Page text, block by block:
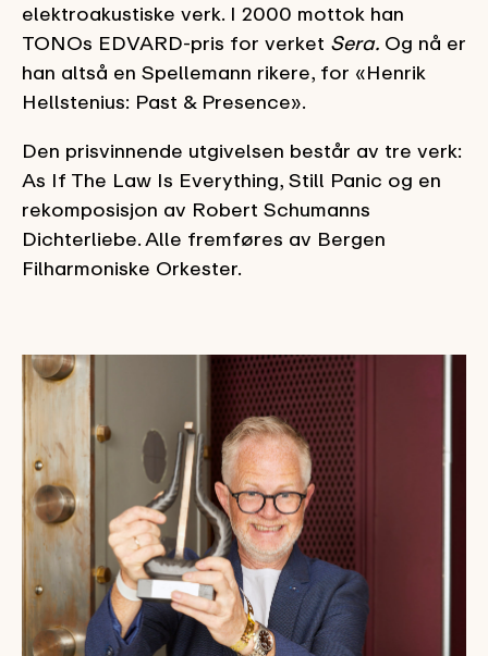
elektroakustiske verk. I 2000 mottok han
TONOs EDVARD-pris for verket Sera. Og nå er
han altså en Spellemann rikere, for «Henrik
Hellstenius: Past & Presence».
Den prisvinnende utgivelsen består av tre verk:
As If The Law Is Everything, Still Panic og en
rekomposisjon av Robert Schumanns
Dichterliebe. Alle fremføres av Bergen
Filharmoniske Orkester.